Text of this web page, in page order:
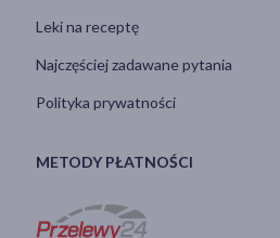
Leki na receptę
Najczęściej zadawane pytania
Polityka prywatności
METODY PŁATNOŚCI